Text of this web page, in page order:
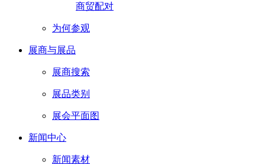
商贸配对
为何参观
展商与展品
展商搜索
展品类别
展会平面图
新闻中心
新闻素材